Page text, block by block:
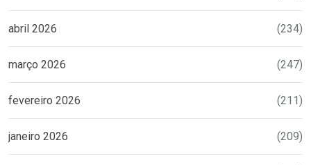
abril 2026 (234)
março 2026 (247)
fevereiro 2026 (211)
janeiro 2026 (209)